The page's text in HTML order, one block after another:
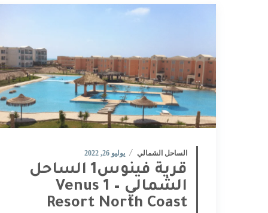
الساحل الشمالي يوليو 26, 2022
قرية فينوس1 الساحل
الشمالي – Venus 1
Resort North Coast